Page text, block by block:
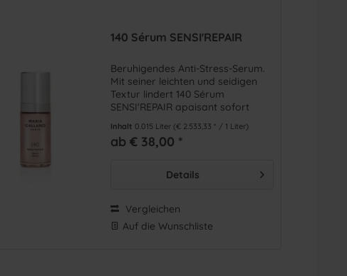
140 Sérum SENSI'REPAIR
Beruhigendes Anti-Stress-Serum.
Mit seiner leichten und seidigen
Textur lindert 140 Sérum
SENSI'REPAIR apaisant sofort
empfindlicher Haut.
Inhalt 0.015 Liter (€ 2.533,33 * / 1 Liter)
ab € 38,00 *
Details
Vergleichen
Auf die Wunschliste